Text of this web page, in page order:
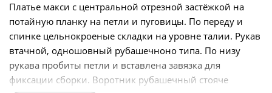
Платье макси с центральной отрезной застёжкой на
потайную планку на петли и пуговицы. По переду и
спинке цельнокроеные складки на уровне талии. Рукав
втачной, одношовный рубашечноно типа. По низу
рукава пробиты петли и вставлена завязка для
фиксации сборки. Воротник рубашечный стояче